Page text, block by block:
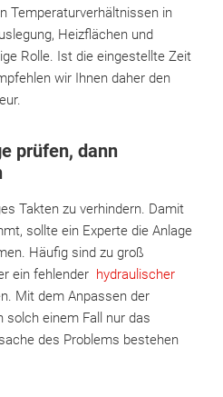
Temperaturverhältnissen in
Heizflächen und
Rolle. Ist die eingestellte Zeit
wir Ihnen daher den
prüfen, dann
Takten zu verhindern. Damit
sollte ein Experte die Anlage
Häufig sind zu groß
ein fehlender hydraulischer
Mit dem Anpassen der
solch einem Fall nur das
des Problems bestehen